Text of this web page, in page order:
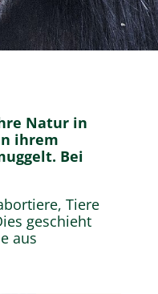
Natur in
ihrem
Bei
Tiere
geschieht
aus